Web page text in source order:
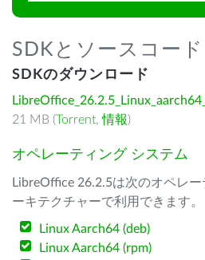
SDKとソースコード
SDKのダウンロード
21 MB (Torrent,情報)
オペレーティング システム
LibreOffice 26.2.5は次のオペレ
ーキテクチャーで利用できます。
Linux Aarch64 (deb)
Linux Aarch64 (rpm)